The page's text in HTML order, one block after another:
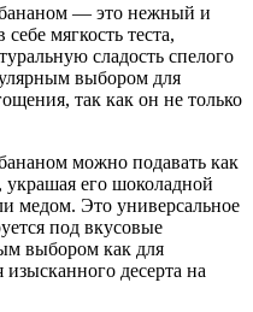
— это нежный и
мягкость теста,
сладость спелого
выбором для
так как он не только
можно подавать как
украшая его шоколадной
медом. Это универсальное
под вкусовые
выбором как для
десерта на